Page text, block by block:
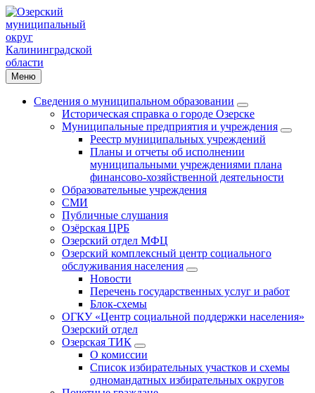
Меню
Сведения о муниципальном образовании
Историческая справка о городе Озерске
Муниципальные предприятия и учреждения
Реестр муниципальных учреждений
Планы и отчеты об исполнении
муниципальными учреждениями плана
финансово-хозяйственной деятельности
Образовательные учреждения
СМИ
Публичные слушания
Озёрская ЦРБ
Озерский отдел МФЦ
Озерский комплексный центр социального
обслуживания населения
Новости
Перечень государственных услуг и работ
Блок-схемы
ОГКУ «Центр социальной поддержки населения»
Озерский отдел
Озерская ТИК
О комиссии
Список избирательных участков и схемы
одномандатных избирательных округов